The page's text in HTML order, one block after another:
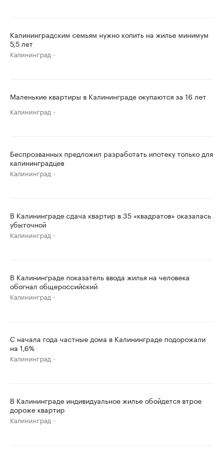
Калининградским семьям нужно копить на жилье минимум
5,5 лет
Калининград
Маленькие квартиры в Калининграде окупаются за 16 лет
Калининград
Беспрозванных предложил разработать ипотеку только для
калининградцев
Калининград
В Калининграде сдача квартир в 35 «квадратов» оказалась
убыточной
Калининград
В Калининграде показатель ввода жилья на человека
обогнал общероссийский
Калининград
С начала года частные дома в Калининграде подорожали
на 1,6%
Калининград
В Калининграде индивидуальное жилье обойдется втрое
дороже квартир
Калининград